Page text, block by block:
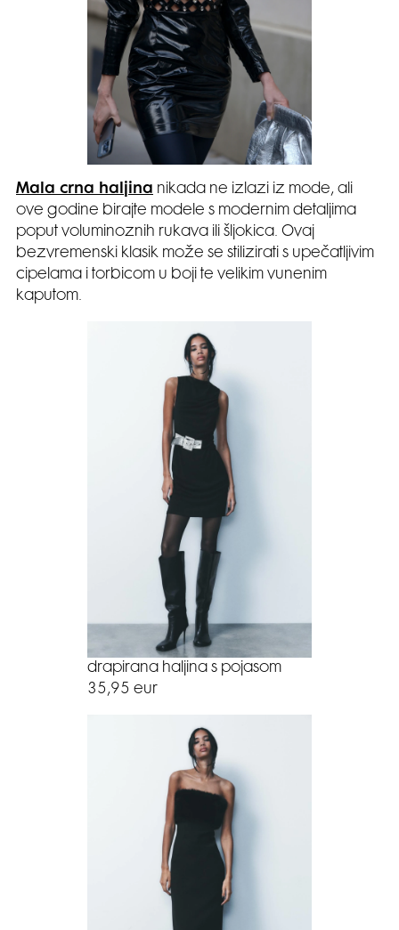
Mala crna haljina nikada ne izlazi iz mode, ali
ove godine birajte modele s modernim detaljima
poput voluminoznih rukava ili šljokica. Ovaj
bezvremenski klasik može se stilizirati s upečatljivim
cipelama i torbicom u boji te velikim vunenim
kaputom.
drapirana haljina s pojasom
35,95 eur